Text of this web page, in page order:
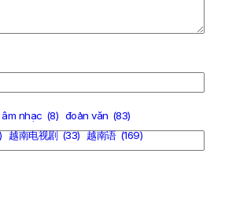
âm nhạc (8) đoản văn (83)
越南电视剧 (33) 越南语 (169)